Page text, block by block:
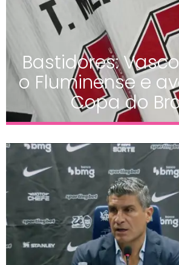
Bastidores:
o Fluminense e
Copa do